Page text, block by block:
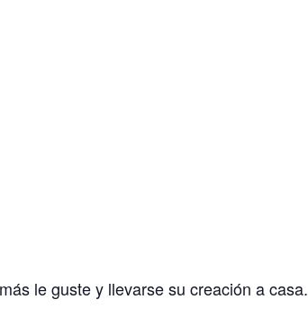
le guste y llevarse su creación a casa.